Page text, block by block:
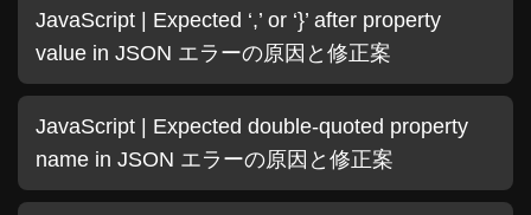
JavaScript | Expected ‘,’ or ‘}’ after property
value in JSON エラーの原因と修正案
JavaScript | Expected double-quoted property
name in JSON エラーの原因と修正案